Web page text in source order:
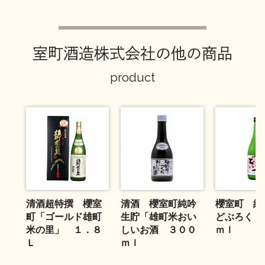
室町酒造株式会社の他の商品
product
清酒超特撰 櫻室
町「ゴールド雄町
米の里」 １．８
Ｌ
清酒 櫻室町純吟
生貯「雄町米おい
しいお酒 ３００
ｍｌ
櫻室町 純
どぶろく
ｍｌ